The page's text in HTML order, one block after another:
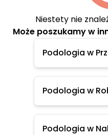
Niestety nie
Może poszukamy w
Podologia w
Podologia w
Podologia w